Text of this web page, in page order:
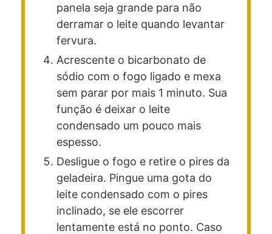
panela seja grande para não
derramar o leite quando levantar
fervura.
Acrescente o bicarbonato de
sódio com o fogo ligado e mexa
sem parar por mais 1 minuto. Sua
função é deixar o leite
condensado um pouco mais
espesso.
Desligue o fogo e retire o pires da
geladeira. Pingue uma gota do
leite condensado com o pires
inclinado, se ele escorrer
lentamente está no ponto. Caso